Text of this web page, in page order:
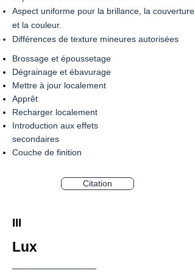
Aspect uniforme pour la brillance, la couverture
et la couleur.
Différences de texture mineures autorisées
Brossage et époussetage
Dégrainage et ébavurage
Mettre à jour localement
Apprêt
Recharger localement
Introduction aux effets
secondaires
Couche de finition​
Citation
III
Lux